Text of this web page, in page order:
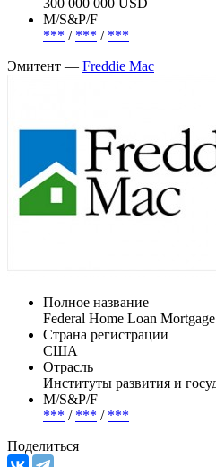
М/S&P/F
*** / *** / ***
Эмитент — Freddie Mac
Полное название
Federal Home Loan
Страна регистрации
США
Отрасль
Институты развития и
М/S&P/F
*** / *** / ***
Поделиться